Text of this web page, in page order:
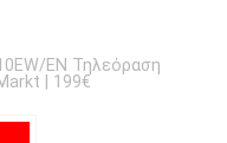
EN Τηλεόραση
| 199€